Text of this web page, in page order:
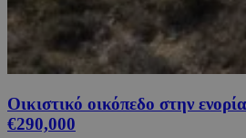
Οικιστικό οικόπεδο στην
€290,000